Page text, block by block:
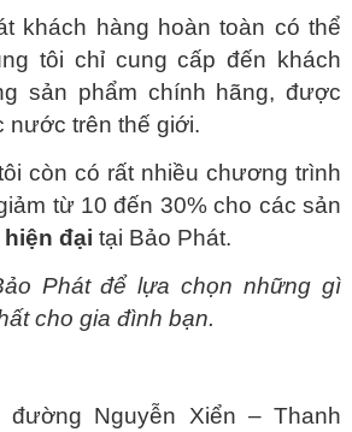
khách hàng hoàn toàn có thể
tôi chỉ cung cấp đến khách
sản phẩm chính hãng, được
nước trên thế giới.
còn có rất nhiều chương trình
từ 10 đến 30% cho các sản
đại tại Bảo Phát.
Phát để lựa chọn những gì
cho gia đình bạn.
Nguyễn Xiển – Thanh